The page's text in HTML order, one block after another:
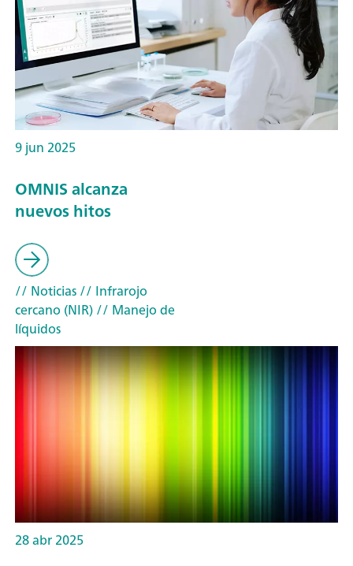
9 jun 2025
OMNIS alcanza
nuevos hitos
// Noticias// Infrarojo
cercano (NIR)// Manejo de
líquidos
28 abr 2025